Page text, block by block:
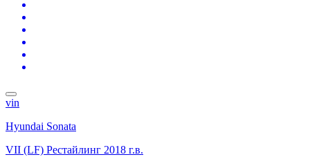
vin
Hyundai Sonata
VII (LF) Рестайлинг 2018 г.в.